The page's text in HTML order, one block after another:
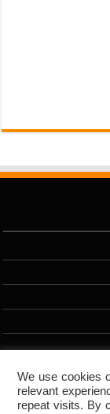
We use cookies
relevant
repeat visits. By